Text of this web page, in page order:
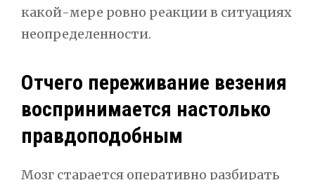
какой-мере ровно реакции в ситуациях
неопределенности.
Отчего переживание везения
воспринимается настолько
правдоподобным
Мозг старается оперативно разбирать